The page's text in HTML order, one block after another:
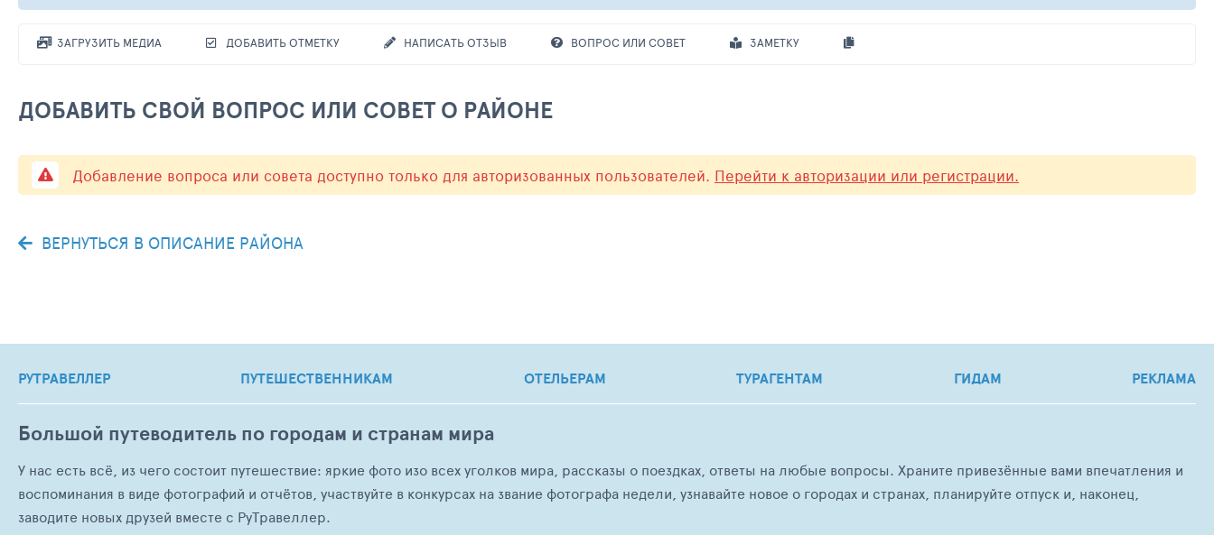
ЗАГРУЗИТЬ МЕДИА ДОБАВИТЬ ОТМЕТКУ НАПИСАТЬ ОТЗЫВ ВОПРОС ИЛИ СОВЕТ ЗАМЕТКУ
ДОБАВИТЬ СВОЙ ВОПРОС ИЛИ СОВЕТ О РАЙОНЕ
Добавление вопроса или совета доступно только для авторизованных пользователей. Перейти к авторизации или регистрации.
ВЕРНУТЬСЯ В ОПИСАНИЕ РАЙОНА
РУТРАВЕЛЛЕР ПУТЕШЕСТВЕННИКАМ ОТЕЛЬЕРАМ ТУРАГЕНТАМ ГИДАМ РЕКЛАМА
Большой путеводитель по городам и странам мира
У нас есть всё, из чего состоит путешествие: яркие фото изо всех уголков мира, рассказы о поездках, ответы на любые вопросы. Храните привезённые вами впечатления и
воспоминания в виде фотографий и отчётов, участвуйте в конкурсах на звание фотографа недели, узнавайте новое о городах и странах, планируйте отпуск и, наконец,
заводите новых друзей вместе с РуТравеллер.